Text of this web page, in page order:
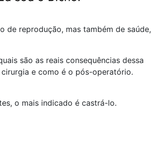
de reprodução, mas também de saúde,
são as reais consequências dessa
e como é o pós-operatório.
o mais indicado é castrá-lo.